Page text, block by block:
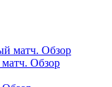
Обзор